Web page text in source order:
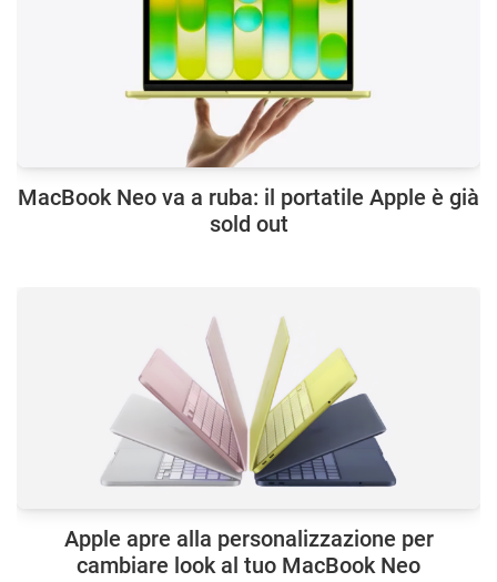
MacBook Neo va a ruba: il portatile Apple è già
sold out
Apple apre alla personalizzazione per
cambiare look al tuo MacBook Neo